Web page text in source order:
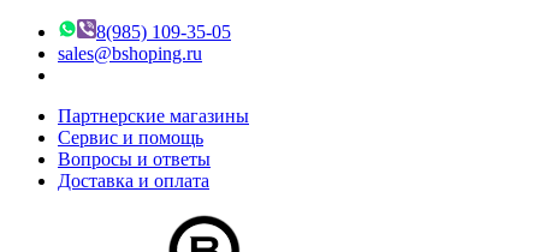
8(985) 109-35-05
sales@bshoping.ru
Партнерские магазины
Сервис и помощь
Вопросы и ответы
Доставка и оплата